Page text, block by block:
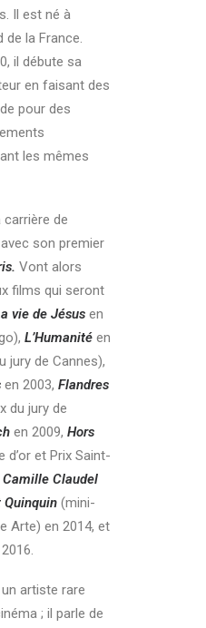
Il est né à
de la France.
il débute sa
en faisant des
pour des
les mêmes
carrière de
son premier
Vont alors
films qui seront
vie de Jésus en
L’Humanité en
jury de Cannes),
en 2003, Flandres
du jury de
en 2009, Hors
d’or et Prix Saint-
Camille Claudel
Quinquin (mini-
Arte) en 2014, et
artiste rare
; il parle de